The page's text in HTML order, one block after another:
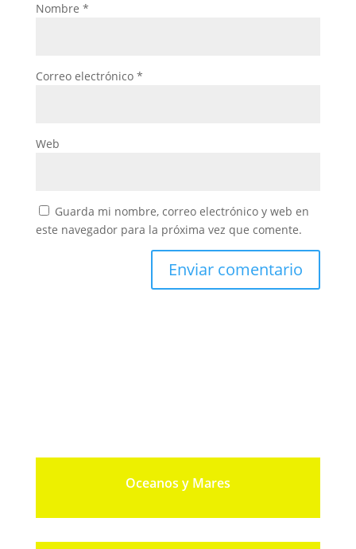
Nombre *
Correo electrónico *
Web
Guarda mi nombre, correo electrónico y web en
este navegador para la próxima vez que comente.
Oceanos y Mares